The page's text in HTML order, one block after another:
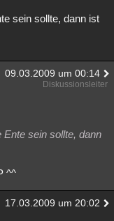
sein sollte, dann ist
09.03.2009 um 00:14
Diskussionsleiter
sein sollte, dann
^^
17.03.2009 um 20:02